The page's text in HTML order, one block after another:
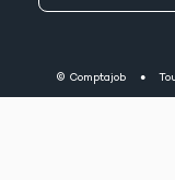
© Comptajob ●